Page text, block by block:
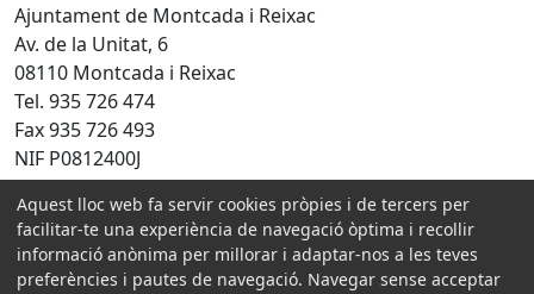
Ajuntament de Montcada i Reixac
Av. de la Unitat, 6
08110 Montcada i Reixac
Tel. 935 726 474
Fax 935 726 493
NIF P0812400J
Amb la col·laboració de:
Aquest lloc web fa servir cookies pròpies i de tercers per
facilitar-te una experiència de navegació òptima i recollir
informació anònima per millorar i adaptar-nos a les teves
preferències i pautes de navegació. Navegar sense acceptar